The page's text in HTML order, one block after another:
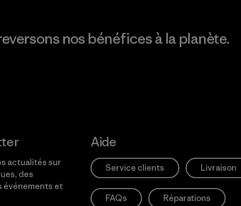
nos bénéfices à la planète.
actualités sur
des
événements et
Aide
Service clients Livraison
FAQs Réparations